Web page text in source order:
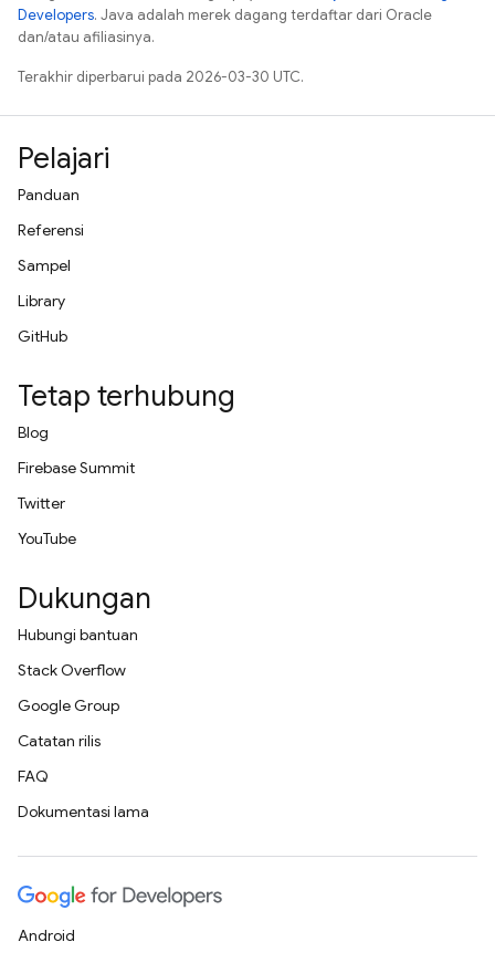
Developers. Java adalah merek dagang terdaftar dari Oracle
dan/atau afiliasinya.
Terakhir diperbarui pada 2026-03-30 UTC.
Pelajari
Panduan
Referensi
Sampel
Library
GitHub
Tetap terhubung
Blog
Firebase Summit
Twitter
YouTube
Dukungan
Hubungi bantuan
Stack Overflow
Google Group
Catatan rilis
FAQ
Dokumentasi lama
Android